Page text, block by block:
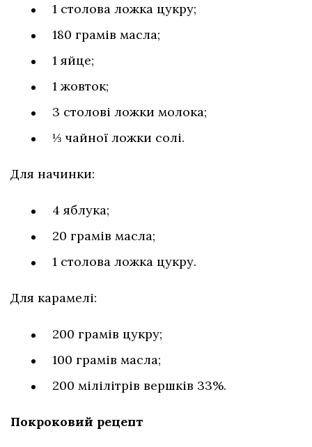
1 столова ложка цукру;
180 грамів масла;
1 яйце;
1 жовток;
3 столові ложки молока;
⅓ чайної ложки солі.
Для начинки:
4 яблука;
20 грамів масла;
1 столова ложка цукру.
Для карамелі:
200 грамів цукру;
100 грамів масла;
200 мілілітрів вершків 33%.
Покроковий рецепт